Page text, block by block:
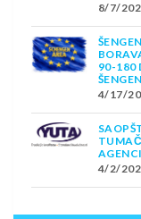
8/7/
90-180
4/17/
4/2/